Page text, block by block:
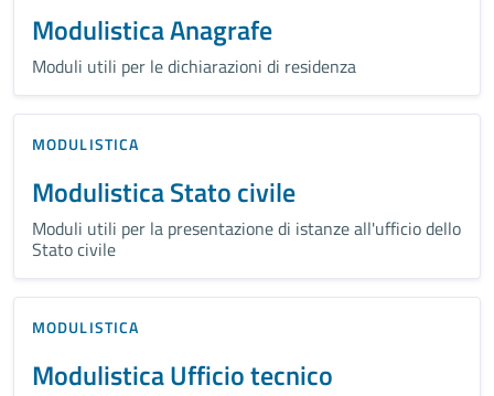
Modulistica Anagrafe
Moduli utili per le dichiarazioni di residenza
MODULISTICA
Modulistica Stato civile
Moduli utili per la presentazione di istanze all'ufficio dello
Stato civile
MODULISTICA
Modulistica Ufficio tecnico